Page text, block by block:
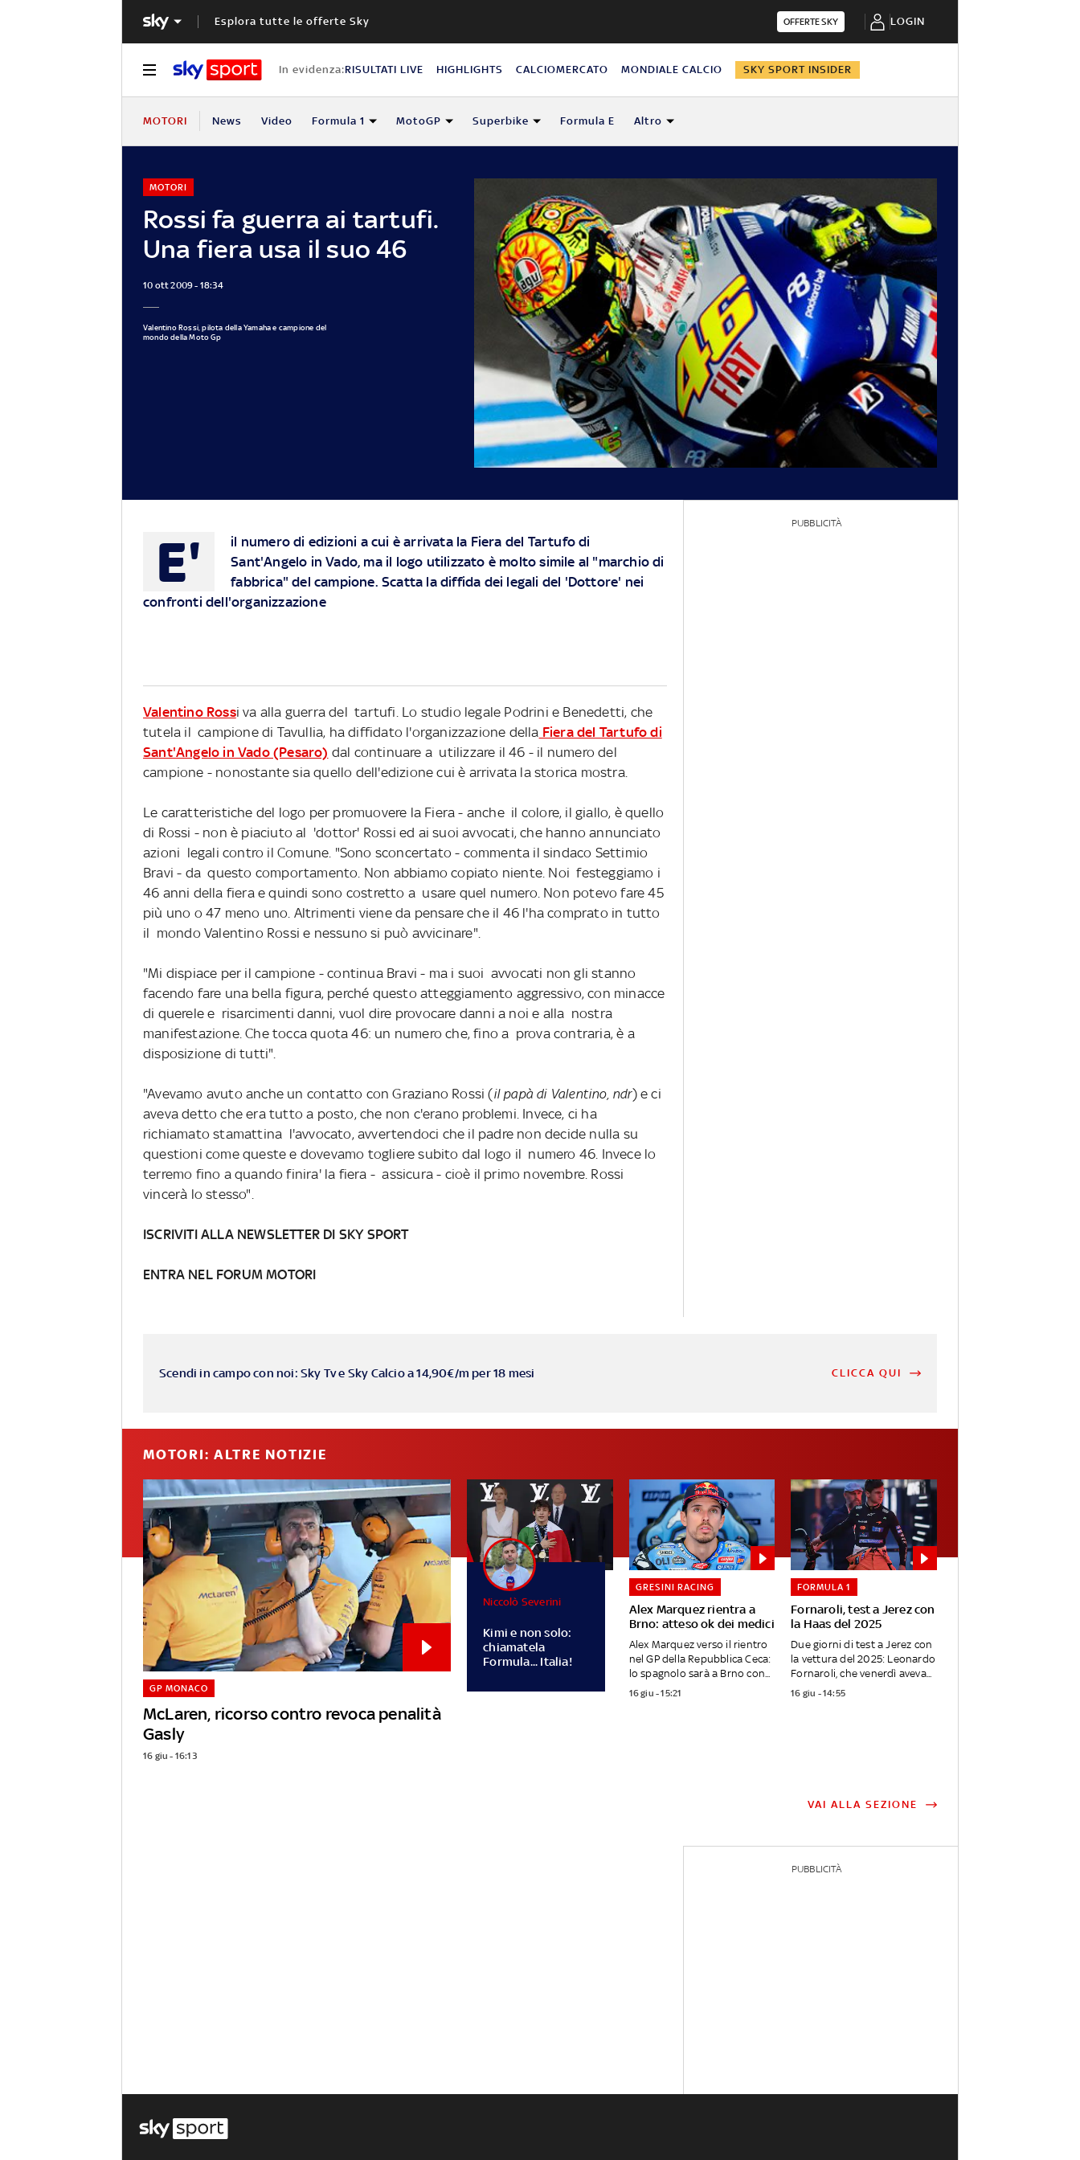
Esplora tutte le offerte Sky OFFERTE SKY LOGIN
In evidenza:RISULTATI LIVE HIGHLIGHTS CALCIOMERCATO MONDIALE CALCIO SKY SPORT INSIDER
MOTORI News Video Formula 1 MotoGP Superbike Formula E Altro
Rossi fa guerra ai tartufi.
Una fiera usa il suo 46
MOTORI
10 ott 2009 - 18:34
Valentino Rossi, pilota della Yamaha e campione del
mondo della Moto Gp
E'
il numero di edizioni a cui è arrivata la Fiera del Tartufo di
Sant'Angelo in Vado, ma il logo utilizzato è molto simile al "marchio di
fabbrica" del campione. Scatta la diffida dei legali del 'Dottore' nei
confronti dell'organizzazione
Valentino Rossi va alla guerra del tartufi. Lo studio legale Podrini e Benedetti, che
tutela il campione di Tavullia, ha diffidato l'organizzazione della Fiera del Tartufo di
Sant'Angelo in Vado (Pesaro) dal continuare a utilizzare il 46 - il numero del
campione - nonostante sia quello dell'edizione cui è arrivata la storica mostra.
Le caratteristiche del logo per promuovere la Fiera - anche il colore, il giallo, è quello
di Rossi - non è piaciuto al 'dottor' Rossi ed ai suoi avvocati, che hanno annunciato
azioni legali contro il Comune. "Sono sconcertato - commenta il sindaco Settimio
Bravi - da questo comportamento. Non abbiamo copiato niente. Noi festeggiamo i
46 anni della fiera e quindi sono costretto a usare quel numero. Non potevo fare 45
più uno o 47 meno uno. Altrimenti viene da pensare che il 46 l'ha comprato in tutto
il mondo Valentino Rossi e nessuno si può avvicinare".
"Mi dispiace per il campione - continua Bravi - ma i suoi avvocati non gli stanno
facendo fare una bella figura, perché questo atteggiamento aggressivo, con minacce
di querele e risarcimenti danni, vuol dire provocare danni a noi e alla nostra
manifestazione. Che tocca quota 46: un numero che, fino a prova contraria, è a
disposizione di tutti".
"Avevamo avuto anche un contatto con Graziano Rossi (il papà di Valentino, ndr) e ci
aveva detto che era tutto a posto, che non c'erano problemi. Invece, ci ha
richiamato stamattina l'avvocato, avvertendoci che il padre non decide nulla su
questioni come queste e dovevamo togliere subito dal logo il numero 46. Invece lo
terremo fino a quando finira' la fiera - assicura - cioè il primo novembre. Rossi
vincerà lo stesso".
ISCRIVITI ALLA NEWSLETTER DI SKY SPORT
ENTRA NEL FORUM MOTORI
PUBBLICITÀ
Scendi in campo con noi: Sky Tv e Sky Calcio a 14,90€/m per 18 mesi CLICCA QUI
MOTORI: ALTRE NOTIZIE
McLaren, ricorso contro revoca penalità
Gasly
GP MONACO
16 giu - 16:13
Kimi e non solo:
chiamatela
Formula... Italia!
Niccolò Severini
Alex Marquez rientra a
Brno: atteso ok dei medici
GRESINI RACING
Alex Marquez verso il rientro
nel GP della Repubblica Ceca:
lo spagnolo sarà a Brno con...
16 giu - 15:21
Fornaroli, test a Jerez con
la Haas del 2025
FORMULA 1
Due giorni di test a Jerez con
la vettura del 2025: Leonardo
Fornaroli, che venerdì aveva...
16 giu - 14:55
VAI ALLA SEZIONE
PUBBLICITÀ